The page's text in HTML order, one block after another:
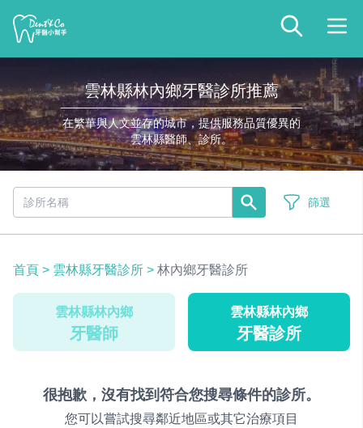
雲林縣林內鄉牙醫診所推薦
在繁華與人文並存的城市，提供服務品質優異的
雲林縣醫師、診所。
篩選
首頁 > 雲林縣牙醫診所 > 林內鄉牙醫診所
雲林縣林內鄉
牙醫師
雲林縣林內鄉
牙醫診所
很抱歉，沒有找到符合您搜尋條件的診所。
您可以嘗試搜尋鄰近地區或其它治療項目